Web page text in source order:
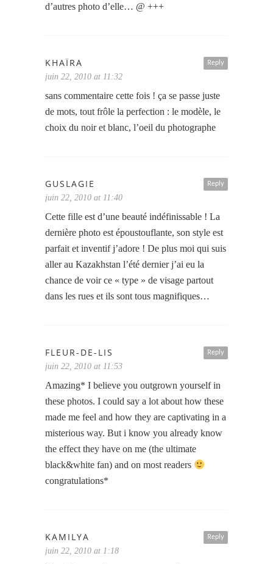
d’autres photo d’elle… @ +++
Reply
KHAÏRA
juin 22, 2010 at 11:32
sans commentaire cette fois ! ça se passe juste
de mots, tout frôle la perfection : le modèle, le
choix du noir et blanc, l’oeil du photographe
Reply
GUSLAGIE
juin 22, 2010 at 11:40
Cette fille est d’une beauté indéfinissable ! La
dernière photo est époustouflante, son style est
parfait et inventif j’adore ! De plus moi qui suis
aller au Kazakhstan l’été dernier j’ai eu la
chance de voir ce « type » de visage partout
dans les rues et ils sont tous magnifiques…
Reply
FLEUR-DE-LIS
juin 22, 2010 at 11:53
Amazing* I believe you outgrown yourself in
these photos. I could say a lot about how these
made me feel and how they are captivating in a
misterious way. But i know you already know
the effect they have on me (the ultimate
black&white fan) and on most readers
congratulations*
Reply
KAMILYA
juin 22, 2010 at 1:18